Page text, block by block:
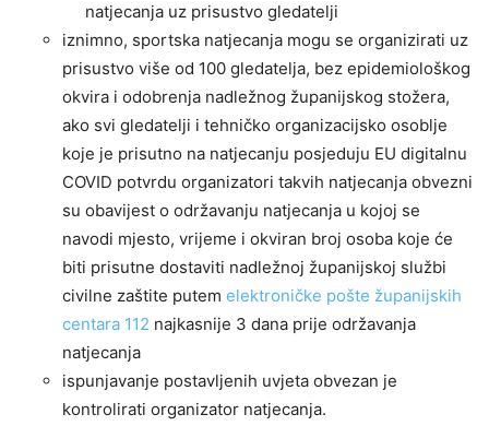
natjecanja uz prisustvo gledatelji
iznimno, sportska natjecanja mogu se organizirati uz
prisustvo više od 100 gledatelja, bez epidemiološkog
okvira i odobrenja nadležnog županijskog stožera,
ako svi gledatelji i tehničko organizacijsko osoblje
koje je prisutno na natjecanju posjeduju EU digitalnu
COVID potvrdu organizatori takvih natjecanja obvezni
su obavijest o održavanju natjecanja u kojoj se
navodi mjesto, vrijeme i okviran broj osoba koje će
biti prisutne dostaviti nadležnoj županijskoj službi
civilne zaštite putem elektroničke pošte županijskih
centara 112 najkasnije 3 dana prije održavanja
natjecanja
ispunjavanje postavljenih uvjeta obvezan je
kontrolirati organizator natjecanja.